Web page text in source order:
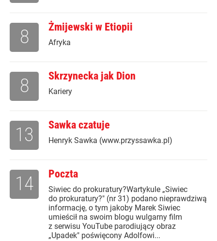
Żmijewski w Etiopii
Afryka
8
Skrzynecka jak Dion
Kariery
8
Sawka czatuje
Henryk Sawka (www.przyssawka.pl)
13
Poczta
Siwiec do prokuratury?Wartykule „Siwiec
do prokuratury?" (nr 31) podano nieprawdziwą
informację, o tym jakoby Marek Siwiec
umieścił na swoim blogu wulgarny film
z serwisu YouTube parodiujący obraz
„Upadek" poświęcony Adolfowi...
14